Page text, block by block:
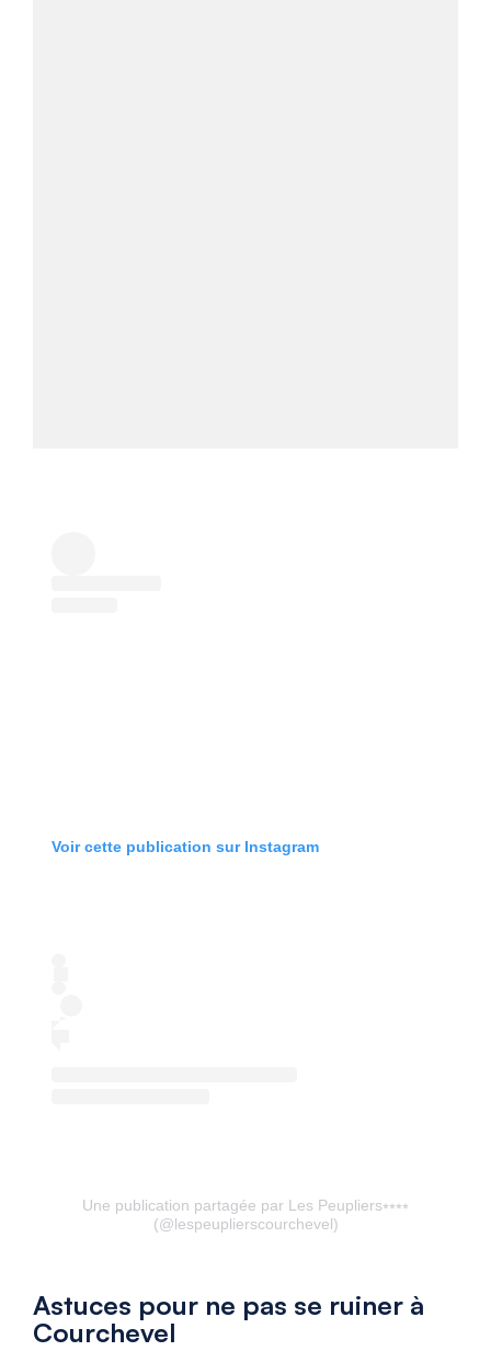
Voir cette publication sur Instagram
Une publication partagée par Les Peupliers⭒⭒⭒⭒
(@lespeuplierscourchevel)
Astuces pour ne pas se ruiner à
Courchevel